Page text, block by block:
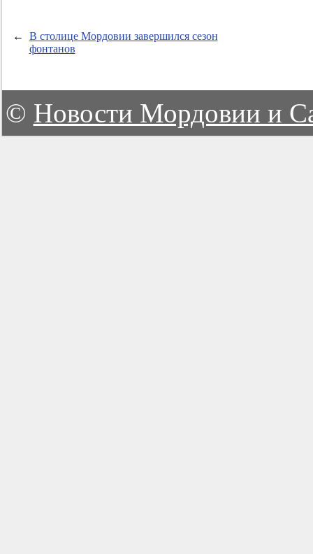
←
В столице Мордовии завершился сезон
фонтанов
© Новости Мордовии и